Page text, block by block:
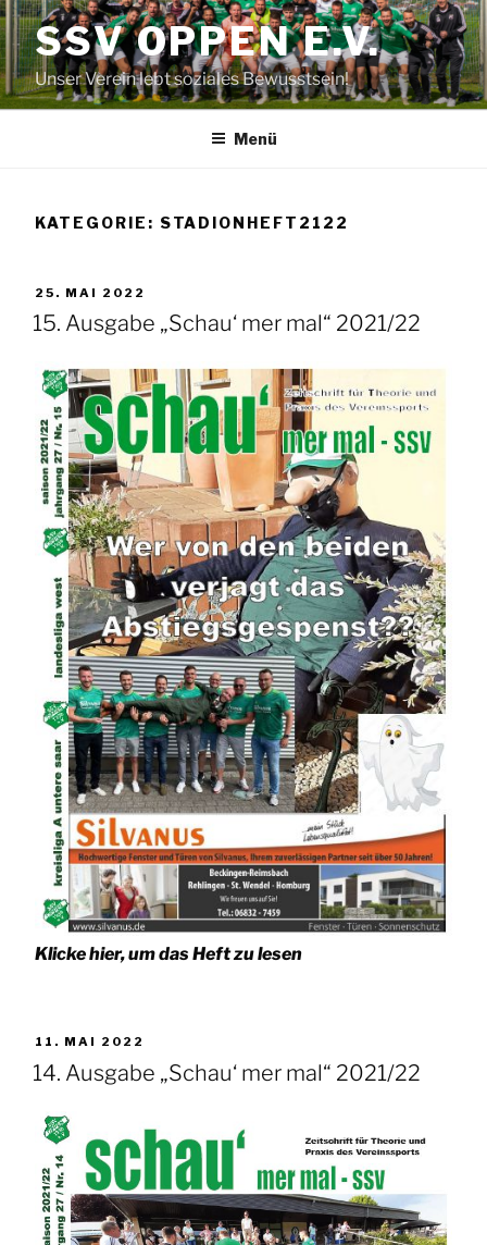
Zum
Inhalt
springenSSV OPPEN E.V.
Unser Verein lebt soziales Bewusstsein!
Menü
KATEGORIE: STADIONHEFT2122
VERÖFFENTLICHT
AM
25. MAI 2022
15. Ausgabe „Schau‘ mer mal“ 2021/22
Klicke hier, um das Heft zu lesen
VERÖFFENTLICHT
AM
11. MAI 2022
14. Ausgabe „Schau‘ mer mal“ 2021/22